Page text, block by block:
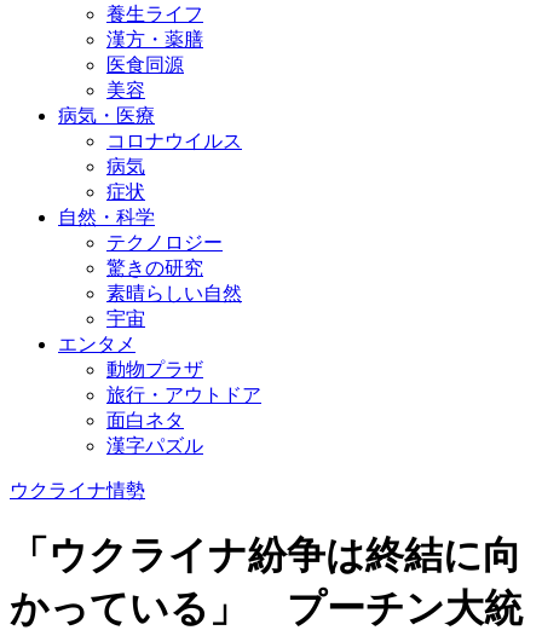
養生ライフ
漢方・薬膳
医食同源
美容
病気・医療
コロナウイルス
病気
症状
自然・科学
テクノロジー
驚きの研究
素晴らしい自然
宇宙
エンタメ
動物プラザ
旅行・アウトドア
面白ネタ
漢字パズル
ウクライナ情勢
「ウクライナ紛争は終結に向
かっている」 プーチン大統